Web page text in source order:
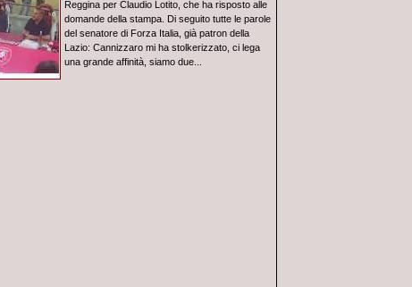
Reggina per Claudio Lotito, che ha risposto alle
domande della stampa. Di seguito tutte le parole
del senatore di Forza Italia, già patron della
Lazio: Cannizzaro mi ha stolkerizzato, ci lega
una grande affinità, siamo due...